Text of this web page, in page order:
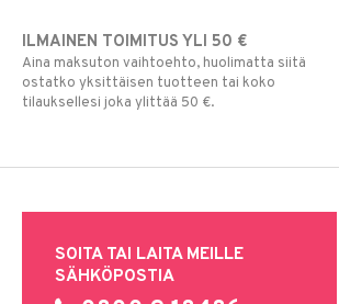
ILMAINEN TOIMITUS YLI 50 €
Aina maksuton vaihtoehto, huolimatta siitä
ostatko yksittäisen tuotteen tai koko
tilauksellesi joka ylittää 50 €.
SOITA TAI LAITA MEILLE
SÄHKÖPOSTIA